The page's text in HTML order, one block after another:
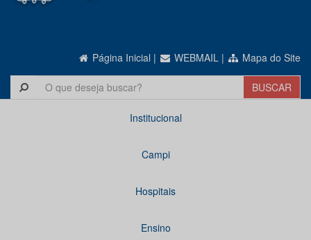
Página Inicial | WEBMAIL | Mapa do Site
Institucional
Campi
Hospitais
Ensino